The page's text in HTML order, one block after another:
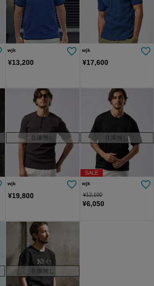
wjk
¥13,200
wjk
¥17,600
在庫無し
wjk
¥19,800
SALE
在庫無し
wjk
¥12,100
¥6,050
在庫無し